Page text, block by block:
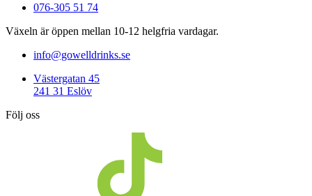
076-305 51 74
Växeln är öppen mellan 10-12 helgfria vardagar.
info@gowelldrinks.se
Västergatan 45
241 31 Eslöv
Följ oss